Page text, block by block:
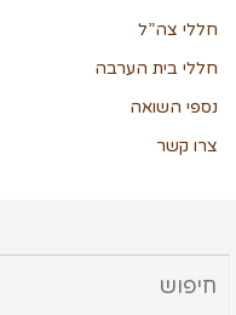
חללי צה”ל
חללי בית הערבה
נספי השואה
צרו קשר